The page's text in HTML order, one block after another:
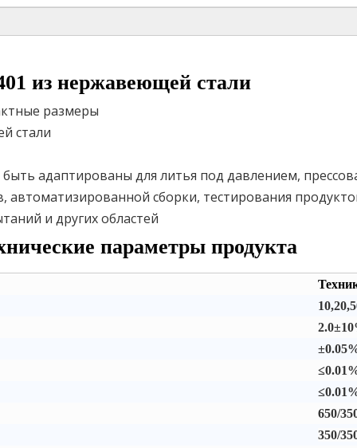
из нержавеющей стали
размеры
стали
адаптированы для литья под давлением,
сборки, тестирования
и других областей
параметры продукта
650/
350/